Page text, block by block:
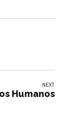
NEXT
Humanos